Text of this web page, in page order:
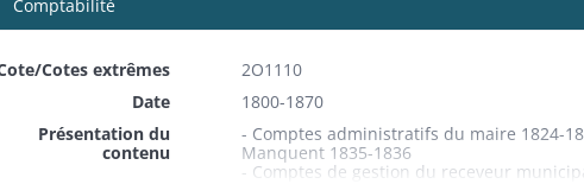
Comptabilité
Cotes extrêmes
2O1110
Date
1800-1870
Présentation du
contenu
- Comptes administratifs du maire 1824-
Manquent 1835-1836
- Comptes de gestion du receveur